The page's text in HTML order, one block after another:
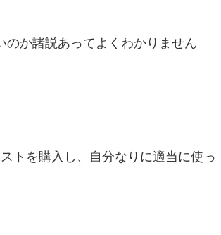
か諸説あってよくわかりません
トを購入し、自分なりに適当に使っ